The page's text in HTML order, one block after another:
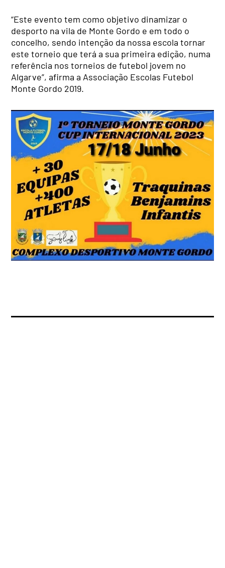
“Este evento tem como objetivo dinamizar o
desporto na vila de Monte Gordo e em todo o
concelho, sendo intenção da nossa escola tornar
este torneio que terá a sua primeira edição, numa
referência nos torneios de futebol jovem no
Algarve”, afirma a Associação Escolas Futebol
Monte Gordo 2019.